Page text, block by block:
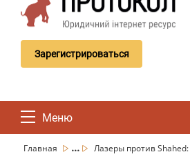
Зарегистрироваться
Меню
Главная ...
Лазеры против